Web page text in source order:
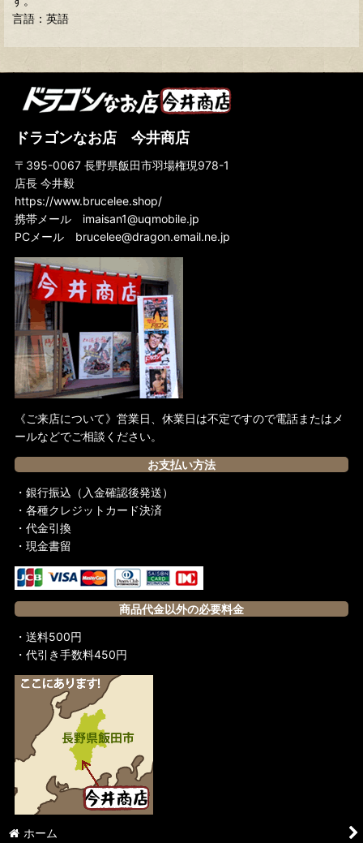
言語：英語
ドラゴンなお店 今井商店
〒395-0067 長野県飯田市羽場権現978-1
店長 今井毅
https://www.brucelee.shop/
携帯メール imaisan1@uqmobile.jp
PCメール brucelee@dragon.email.ne.jp
《ご来店について》営業日、休業日は不定ですので電話またはメ
ールなどでご相談ください。
お支払い方法
・銀行振込（入金確認後発送）
・各種クレジットカード決済
・代金引換
・現金書留
商品代金以外の必要料金
・送料500円
・代引き手数料450円
ホーム